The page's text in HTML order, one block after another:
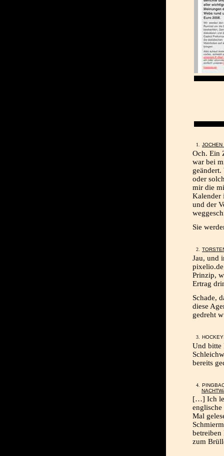
« ÄLTERE
JOCHEN
Och. Ein
war bei
oder
mir die
Kalender
und der
Sie
Jau, und
Prinzip,
Ertrag
Schade,
diese
gedreht
Und bitte
bereits
[…] Ich
Mal
betreiben
zum